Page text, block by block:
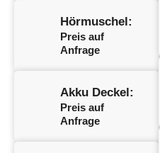
Hörmuschel:
Preis auf
Anfrage
Akku Deckel:
Preis auf
Anfrage